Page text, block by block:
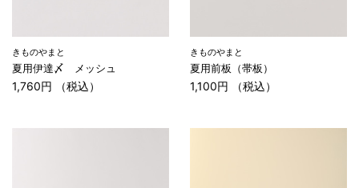
きものやまと
夏用伊達〆 メッシュ
1,760円 （税込）
きものやまと
夏用前板（帯板）
1,100円 （税込）